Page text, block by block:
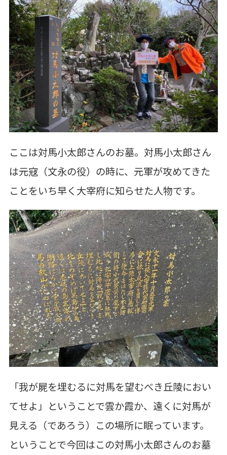
ここは対馬小太郎さんのお墓。対馬小太郎さん
は元寇（文永の役）の時に、元軍が攻めてきた
ことをいち早く大宰府に知らせた人物です。
「我が屍を埋むるに対馬を望むべき丘陵におい
てせよ」ということで雲か霞か、遠くに対馬が
見える（であろう）この場所に眠っています。
ということで今回はこの対馬小太郎さんのお墓